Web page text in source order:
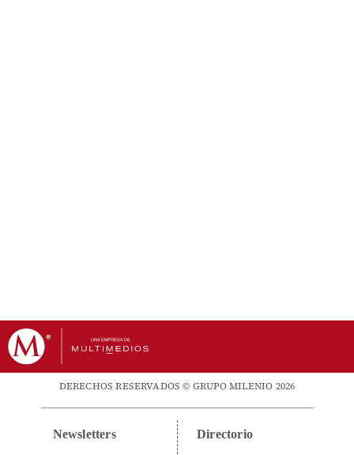
DERECHOS RESERVADOS © GRUPO MILENIO 2026
Newsletters Directorio